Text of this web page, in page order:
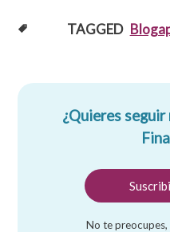
TAGGED
¿Quieres
No te preocupes,